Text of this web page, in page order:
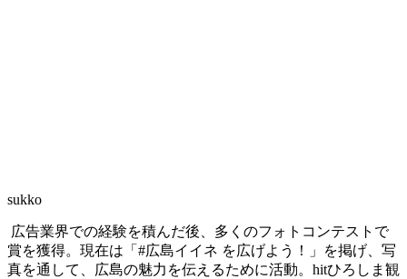
sukko
広告業界での経験を積んだ後、多くのフォトコンテストで
賞を獲得。現在は「#広島イイネ を広げよう！」を掲げ、写
真を通して、広島の魅力を伝えるために活動。hitひろしま観